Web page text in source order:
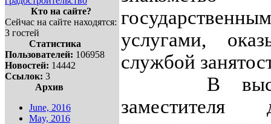
Кто на сайте?
Сейчас на сайте находятся:
3 гостей
Статистика
Пользователей: 106958
Новостей: 14442
Ссылок: 3
Архив
June, 2016
May, 2016
услугами,
службой
В
заместителя